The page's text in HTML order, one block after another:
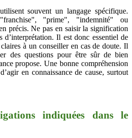
souvent un langage spécifique.
"prime", "indemnité" ou
précis. Ne pas en saisir la signification
d’interprétation. Il est donc essentiel de
à un conseiller en cas de doute. Il
des questions pour être sûr de bien
propose. Une bonne compréhension
en connaissance de cause, surtout
indiquées dans le